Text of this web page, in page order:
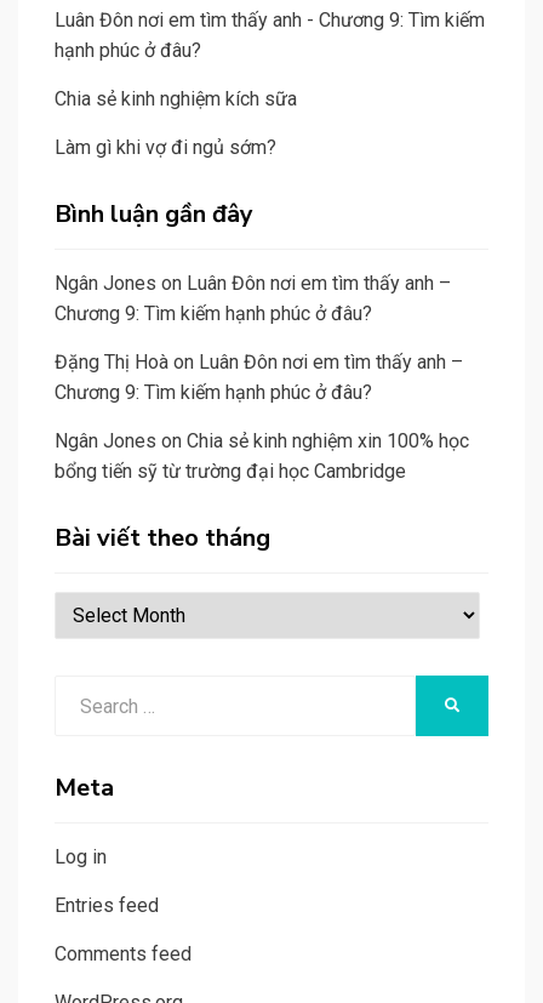
Luân Đôn nơi em tìm thấy anh - Chương 9: Tìm kiếm
hạnh phúc ở đâu?
Chia sẻ kinh nghiệm kích sữa
Làm gì khi vợ đi ngủ sớm?
Bình luận gần đây
Ngân Jones on Luân Đôn nơi em tìm thấy anh –
Chương 9: Tìm kiếm hạnh phúc ở đâu?
Đặng Thị Hoà on Luân Đôn nơi em tìm thấy anh –
Chương 9: Tìm kiếm hạnh phúc ở đâu?
Ngân Jones on Chia sẻ kinh nghiệm xin 100% học
bổng tiến sỹ từ trường đại học Cambridge
Bài viết theo tháng
Bài
viết
tháng
Meta
Log in
Entries feed
Comments feed